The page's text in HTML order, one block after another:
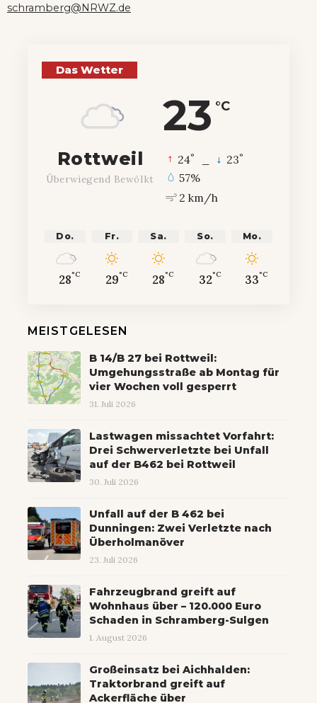
schramberg@NRWZ.de
Das Wetter
23 °C
Rottweil
Überwiegend Bewölkt
24° 23°
57%
2 km/h
Do.
28°C
Fr.
29°C
Sa.
28°C
So.
32°C
Mo.
33°C
MEISTGELESEN
B 14/B 27 bei Rottweil:
Umgehungsstraße ab Montag für
vier Wochen voll gesperrt
31. Juli 2026
Lastwagen missachtet Vorfahrt:
Drei Schwerverletzte bei Unfall
auf der B462 bei Rottweil
30. Juli 2026
Unfall auf der B 462 bei
Dunningen: Zwei Verletzte nach
Überholmanöver
23. Juli 2026
Fahrzeugbrand greift auf
Wohnhaus über – 120.000 Euro
Schaden in Schramberg-Sulgen
1. August 2026
Großeinsatz bei Aichhalden:
Traktorbrand greift auf
Ackerfläche über